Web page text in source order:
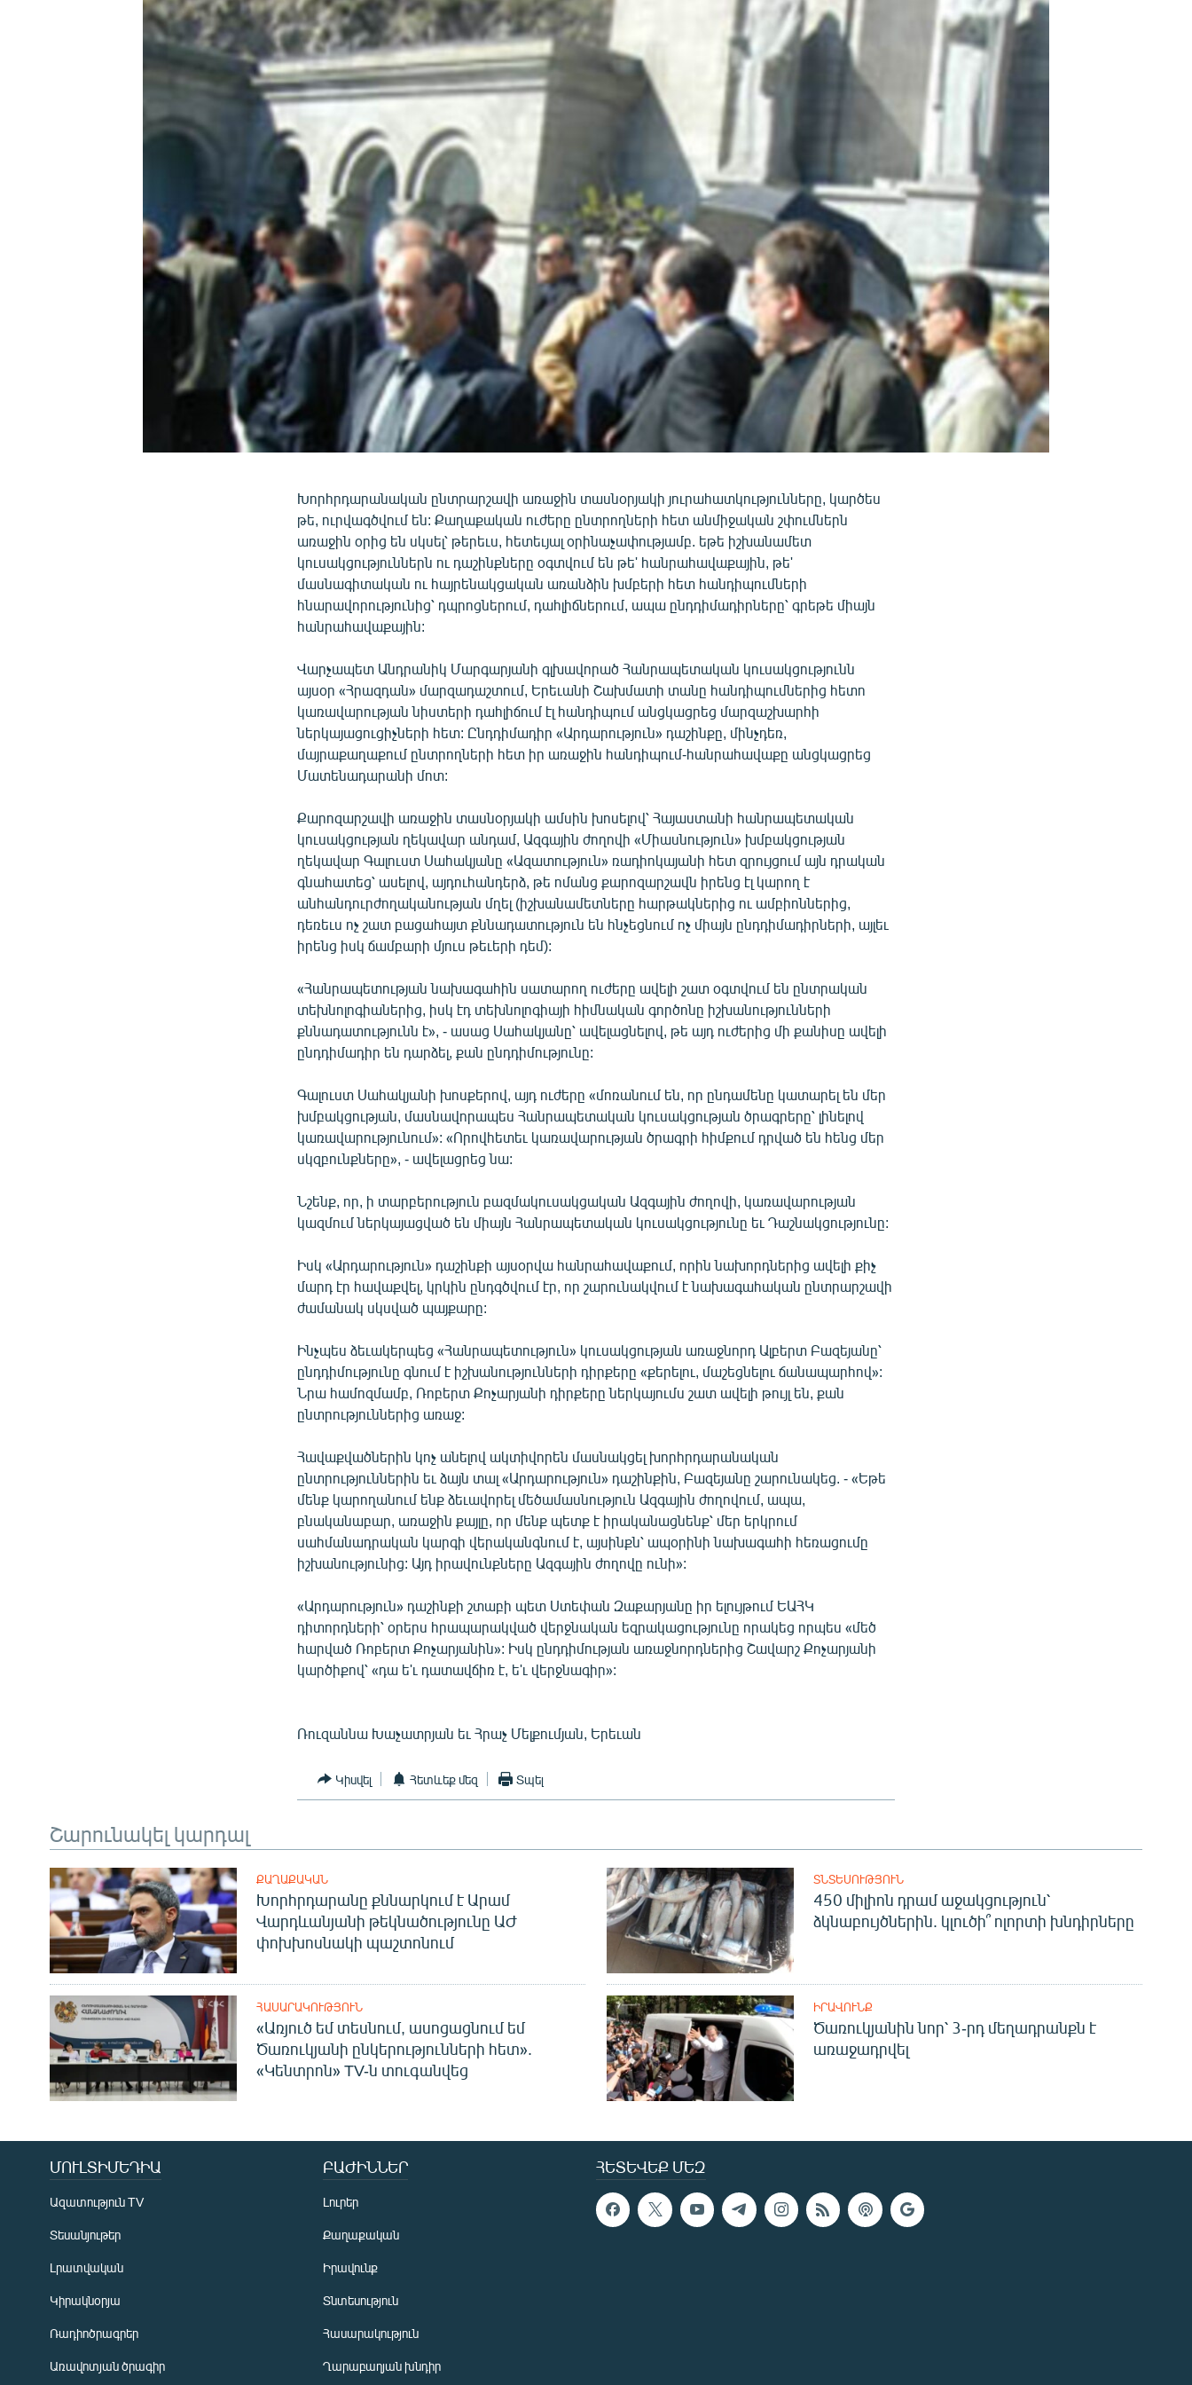
ՁԳՏԵԼՈՎ ԼԱՎԱԳՈՒՅՆԻՆ
Խորհրդարանական ընտրարշավի առաջին տասնօրյակի յուրահատկությունները, կարծես
թե, ուրվագծվում են: Քաղաքական ուժերը ընտրողների հետ անմիջական շփումներն
առաջին օրից են սկսել՝ թերեւս, հետեւյալ օրինաչափությամբ. եթե իշխանամետ
կուսակցություններն ու դաշինքները օգտվում են թե' հանրահավաքային, թե'
մասնագիտական ու հայրենակցական առանձին խմբերի հետ հանդիպումների
հնարավորությունից՝ դպրոցներում, դահլիճներում, ապա ընդդիմադիրները՝ գրեթե միայն
հանրահավաքային:
Վարչապետ Անդրանիկ Մարգարյանի գլխավորած Հանրապետական կուսակցությունն
այսօր «Հրազդան» մարզադաշտում, Երեւանի Շախմատի տանը հանդիպումներից հետո
կառավարության նիստերի դահլիճում էլ հանդիպում անցկացրեց մարզաշխարհի
ներկայացուցիչների հետ: Ընդդիմադիր «Արդարություն» դաշինքը, մինչդեռ,
մայրաքաղաքում ընտրողների հետ իր առաջին հանդիպում-հանրահավաքը անցկացրեց
Մատենադարանի մոտ:
Քարոզարշավի առաջին տասնօրյակի ամսին խոսելով՝ Հայաստանի հանրապետական
կուսակցության ղեկավար անդամ, Ազգային ժողովի «Միասնություն» խմբակցության
ղեկավար Գալուստ Սահակյանը «Ազատություն» ռադիոկայանի հետ զրույցում այն դրական
գնահատեց՝ ասելով, այդուհանդերձ, թե ոմանց քարոզարշավն իրենց էլ կարող է
անհանդուրժողականության մղել (իշխանամետները հարթակներից ու ամբիոններից,
դեռեւս ոչ շատ բացահայտ քննադատություն են հնչեցնում ոչ միայն ընդդիմադիրների, այլեւ
իրենց իսկ ճամբարի մյուս թեւերի դեմ):
«Հանրապետության նախագահին սատարող ուժերը ավելի շատ օգտվում են ընտրական
տեխնոլոգիաներից, իսկ էդ տեխնոլոգիայի հիմնական գործոնը իշխանությունների
քննադատությունն է», - ասաց Սահակյանը՝ ավելացնելով, թե այդ ուժերից մի քանիսը ավելի
ընդդիմադիր են դարձել, քան ընդդիմությունը:
Գալուստ Սահակյանի խոսքերով, այդ ուժերը «մոռանում են, որ ընդամենը կատարել են մեր
խմբակցության, մասնավորապես Հանրապետական կուսակցության ծրագրերը՝ լինելով
կառավարությունում»: «Որովհետեւ կառավարության ծրագրի հիմքում դրված են հենց մեր
սկզբունքները», - ավելացրեց նա:
Նշենք, որ, ի տարբերություն բազմակուսակցական Ազգային ժողովի, կառավարության
կազմում ներկայացված են միայն Հանրապետական կուսակցությունը եւ Դաշնակցությունը:
Իսկ «Արդարություն» դաշինքի այսօրվա հանրահավաքում, որին նախորդներից ավելի քիչ
մարդ էր հավաքվել, կրկին ընդգծվում էր, որ շարունակվում է նախագահական ընտրարշավի
ժամանակ սկսված պայքարը:
Ինչպես ձեւակերպեց «Հանրապետություն» կուսակցության առաջնորդ Ալբերտ Բազեյանը՝
ընդդիմությունը գնում է իշխանությունների դիրքերը «քերելու, մաշեցնելու ճանապարհով»:
Նրա համոզմամբ, Ռոբերտ Քոչարյանի դիրքերը ներկայումս շատ ավելի թույլ են, քան
ընտրություններից առաջ:
Հավաքվածներին կոչ անելով ակտիվորեն մասնակցել խորհրդարանական
ընտրություններին եւ ձայն տալ «Արդարություն» դաշինքին, Բազեյանը շարունակեց. - «Եթե
մենք կարողանում ենք ձեւավորել մեծամասնություն Ազգային ժողովում, ապա,
բնականաբար, առաջին քայլը, որ մենք պետք է իրականացնենք՝ մեր երկրում
սահմանադրական կարգի վերականգնում է, այսինքն՝ ապօրինի նախագահի հեռացումը
իշխանությունից: Այդ իրավունքները Ազգային ժողովը ունի»:
«Արդարություն» դաշինքի շտաբի պետ Ստեփան Զաքարյանը իր ելույթում ԵԱՀԿ
դիտորդների՝ օրերս հրապարակված վերջնական եզրակացությունը որակեց որպես «մեծ
հարված Ռոբերտ Քոչարյանին»: Իսկ ընդդիմության առաջնորդներից Շավարշ Քոչարյանի
կարծիքով՝ «դա ե'ւ դատավճիռ է, ե'ւ վերջնագիր»:
Ռուզաննա Խաչատրյան եւ Հրաչ Մելքումյան, Երեւան
Կիսվել Հետևեք մեզ Տպել
Շարունակել կարդալ
ՔԱՂԱՔԱԿԱՆ
Խորհրդարանը քննարկում է Արամ
Վարդևանյանի թեկնածությունը ԱԺ
փոխխոսնակի պաշտոնում
ՏՆՏԵՍՈՒԹՅՈՒՆ
450 միլիոն դրամ աջակցություն՝
ձկնաբույծներին. կլուծի՞ ոլորտի խնդիրները
ՀԱՍԱՐԱԿՈՒԹՅՈՒՆ
«Առյուծ եմ տեսնում, ասոցացնում եմ
Ծառուկյանի ընկերությունների հետ».
«Կենտրոն» TV-ն տուգանվեց
ԻՐԱՎՈՒՆՔ
Ծառուկյանին նոր՝ 3-րդ մեղադրանքն է
առաջադրվել
ՀԵՏԵՎԵՔ ՄԵԶ
ՄՈՒԼՏԻՄԵԴԻԱ
Ազատություն TV
Տեսանյութեր
Լրատվական
Կիրակնօրյա
Ռադիոծրագրեր
Առավոտյան ծրագիր
ԲԱԺԻՆՆԵՐ
Լուրեր
Քաղաքական
Իրավունք
Տնտեսություն
Հասարակություն
Ղարաբաղյան խնդիր